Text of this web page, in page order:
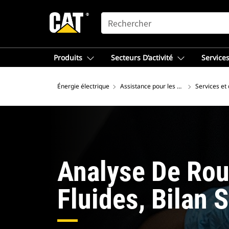
SEARCH
Produits Secteurs D’activité
Énergie électrique Assistance pour les produitsServices
Analyse De
Fluides, Bilan